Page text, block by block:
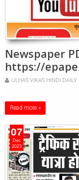
Newspaper
https://
ULHAS VIKAS HINDI DAILY
Read more »
07
Dec
2023